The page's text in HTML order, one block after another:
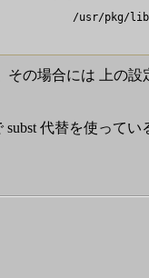
/usr/pkg/lib/
の場合には 上の
代替を使ってい